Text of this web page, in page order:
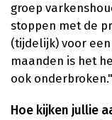
groep
stoppen met de
(tijdelijk) voor
maanden is het
ook onderbroken."
Hoe kijken jullie